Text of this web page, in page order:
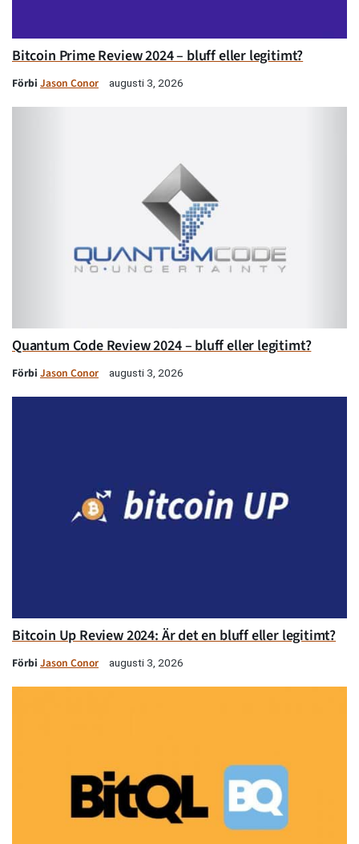
Bitcoin Prime Review 2024 – bluff eller legitimt?
Förbi Jason Conor augusti 3, 2026
Quantum Code Review 2024 – bluff eller legitimt?
Förbi Jason Conor augusti 3, 2026
Bitcoin Up Review 2024: Är det en bluff eller legitimt?
Förbi Jason Conor augusti 3, 2026